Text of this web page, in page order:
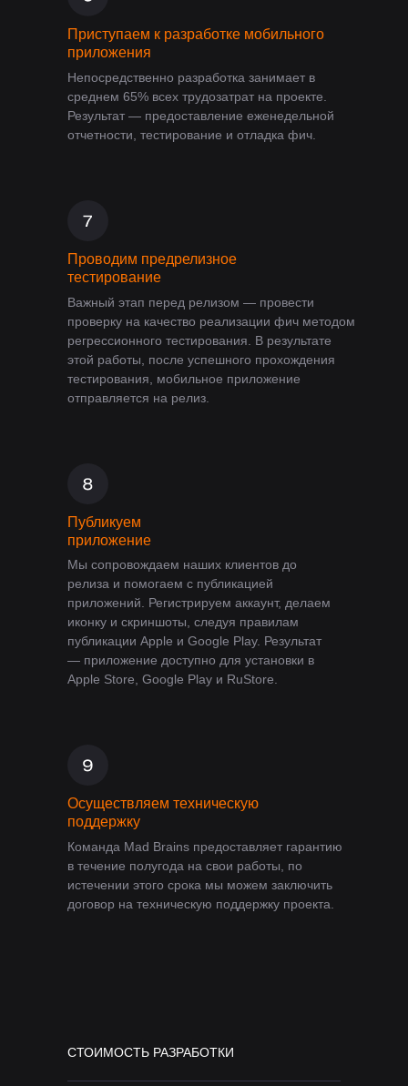
Проводим предрелизное
тестирование
Важный этап перед релизом — провести
проверку на качество реализации фич методом
регрессионного тестирования. В результате
этой работы, после успешного прохождения
тестирования, мобильное приложение
отправляется на релиз.
Осуществляем техническую
поддержку
Команда Mad Brains предоставляет гарантию
в течение полугода на свои работы, по
истечении этого срока мы можем заключить
договор на техническую поддержку проекта.
Приступаем к разработке мобильного
приложения
Непосредственно разработка занимает в
среднем 65% всех трудозатрат на проекте.
Результат — предоставление еженедельной
отчетности, тестирование и отладка фич.
Публикуем
приложение
Мы сопровождаем наших клиентов до
релиза и помогаем с публикацией
приложений. Регистрируем аккаунт, делаем
иконку и скриншоты, следуя правилам
публикации Apple и Google Play. Результат
— приложение доступно для установки в
Apple Store, Google Play и RuStore.
СТОИМОСТЬ РАЗРАБОТКИ